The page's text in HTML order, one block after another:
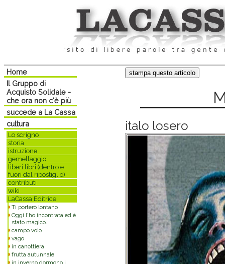
Home
Il Gruppo di
Acquisto Solidale -
che ora non c'è più
succede a La Cassa
cultura
Lo scrigno
storia
istruzione
gemellaggio
liberi libri (dentro e
fuori dal ripostiglio)
contributi
wiki
LaCassa Editrice
Ti porterò lontano
Oggi l'ho incontrata ed è
stato magico.
campo volo
vago
in canottiera
frutta autunnale
in inverno dormono i
italo losero